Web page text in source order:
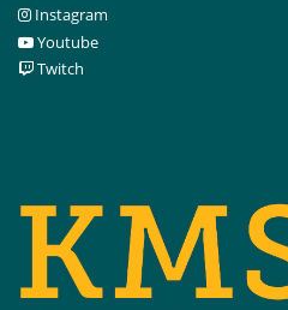
Instagram
Youtube
Twitch